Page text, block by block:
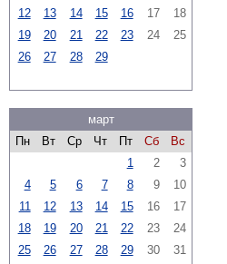
12
13 14 15 16 17
18
19
20 21 22 23 24
25
26
27 28 29
март
Пн
Вт Ср Чт Пт Сб
Вс
1
2
3
4
5 6 7 8 9
10
11
12 13 14 15 16
17
18
19 20 21 22 23
24
25
26 27 28 29 30 31